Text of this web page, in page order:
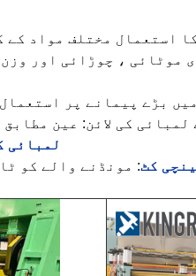
استعمال مختلف مواد
موٹائی ، چوڑائی اور
لمبائی کی لائن: عین
لمبائی
کٹ: مونڈنے والے کو